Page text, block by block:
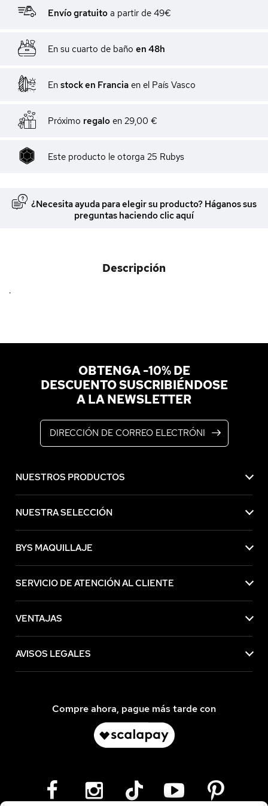
Envío gratuito a partir de 49€
En su cuarto de baño en 48h
En stock en Francia en el País Vasco
Próximo regalo en 29,00 €
Este producto le otorga 25 Rubys
¿Necesita ayuda para elegir su producto? Háganos sus
preguntas haciendo clic aquí
Descripción
.
OBTENGA -10% DE
DESCUENTO SUSCRIBIÉNDOSE
A LA NEWSLETTER
NUESTROS PRODUCTOS
NUESTRA SELECCIÓN
BYS MAQUILLAJE
SERVICIO DE ATENCIÓN AL CLIENTE
VENTAJAS
AVISOS LEGALES
Compre ahora, pague más tarde con